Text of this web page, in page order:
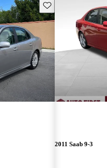
Guarda este Aviso
2011 Saab 9-3